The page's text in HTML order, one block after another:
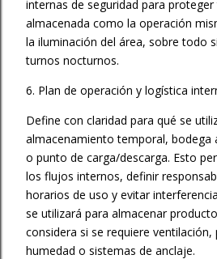
internas de seguridad para
almacenada como la operación
la iluminación del área, sobre todo
turnos nocturnos.
6. Plan de operación y logística
Define con claridad para qué se
almacenamiento temporal, bodega
o punto de carga/descarga. Esto
los flujos internos, definir
horarios de uso y evitar
se utilizará para almacenar
considera si se requiere
humedad o sistemas de anclaje.